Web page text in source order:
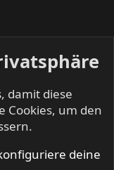
, damit diese
Cookies, um den
deine